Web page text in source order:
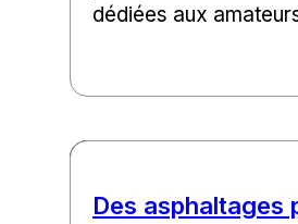
dédiées aux
Des asphaltages